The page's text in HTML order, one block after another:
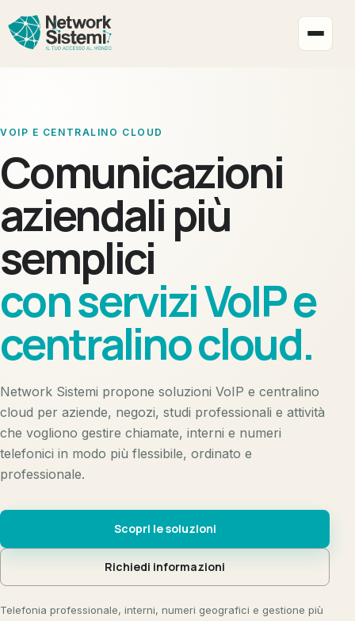
VOIP E CENTRALINO CLOUD
Comunicazioni
aziendali più
semplici
con servizi VoIP e
centralino cloud.
Network Sistemi propone soluzioni VoIP e centralino
cloud per aziende, negozi, studi professionali e attività
che vogliono gestire chiamate, interni e numeri
telefonici in modo più flessibile, ordinato e
professionale.
Scopri le soluzioni
Richiedi informazioni
Telefonia professionale, interni, numeri geografici e gestione più